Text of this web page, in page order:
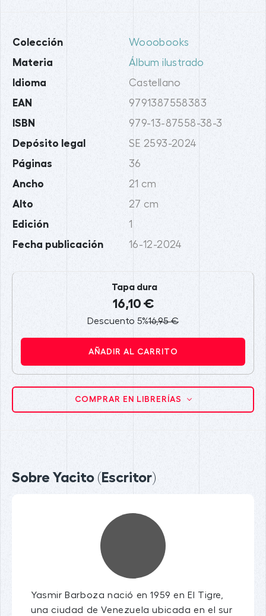
Colección Wooobooks
Materia Álbum ilustrado
Idioma Castellano
EAN 9791387558383
ISBN 979-13-87558-38-3
Depósito legal SE 2593-2024
Páginas 36
Ancho 21 cm
Alto 27 cm
Edición 1
Fecha publicación 16-12-2024
Tapa dura
16,10 €
Descuento 5%16,95 €
AÑADIR AL CARRITO
COMPRAR EN LIBRERÍAS
Sobre Yacito (Escritor)
Yasmir Barboza nació en 1959 en El Tigre,
una ciudad de Venezuela ubicada en el sur